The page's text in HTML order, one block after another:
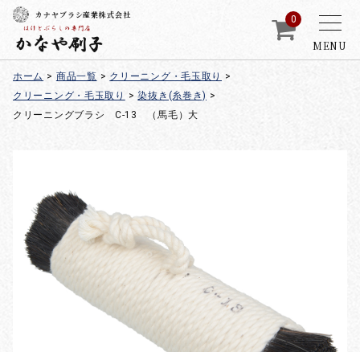
MENU
カナヤブラシ産業株式会社 0
ホーム > 商品一覧 > クリーニング・毛玉取り
>
クリーニング・毛玉取り
> 染抜き(糸巻き) >
クリーニングブラシ C-13 （馬毛）大